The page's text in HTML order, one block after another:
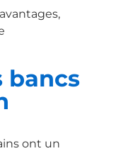
bancs
ont un